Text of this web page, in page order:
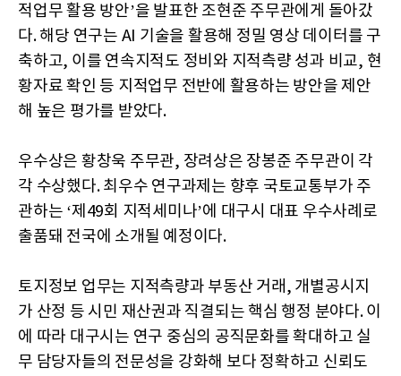
적업무 활용 방안’을 발표한 조현준 주무관에게 돌아갔
다. 해당 연구는 AI 기술을 활용해 정밀 영상 데이터를 구
축하고, 이를 연속지적도 정비와 지적측량 성과 비교, 현
황자료 확인 등 지적업무 전반에 활용하는 방안을 제안
해 높은 평가를 받았다.
우수상은 황창욱 주무관, 장려상은 장봉준 주무관이 각
각 수상했다. 최우수 연구과제는 향후 국토교통부가 주
관하는 ‘제49회 지적세미나’에 대구시 대표 우수사례로
출품돼 전국에 소개될 예정이다.
토지정보 업무는 지적측량과 부동산 거래, 개별공시지
가 산정 등 시민 재산권과 직결되는 핵심 행정 분야다. 이
에 따라 대구시는 연구 중심의 공직문화를 확대하고 실
무 담당자들의 전문성을 강화해 보다 정확하고 신뢰도